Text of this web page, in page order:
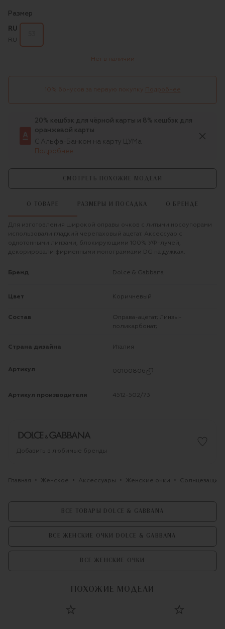
Размер
RU
RU
Нет в наличии
10% бонусов за первую покупку Подробнее
20% кешбэк для чёрной карты и 8% кешбэк для
оранжевой карты
С Альфа-Банком на карту ЦУМа
Подробнее
СМОТРЕТЬ ПОХОЖИЕ МОДЕЛИ
О ТОВАРЕ РАЗМЕРЫ И ПОСАДКА О БРЕНДЕ
Для изготовления широкой оправы очков с литыми носоупорами
использовали гладкий черепаховый ацетат. Аксессуар с
однотонными линзами, блокирующими 100% УФ-лучей,
декорировали фирменными монограммами DG на дужках.
Бренд Dolce & Gabbana
Цвет Коричневый
Состав
Оправа-ацетат; Линзы-
поликарбонат;
Страна дизайна Италия
Артикул 00100806
Артикул производителя 4512-502/73
Добавить в любимые бренды
Главная Женское Аксессуары Женские очки
ВСЕ ТОВАРЫ DOLCE & GABBANA
ВСЕ ЖЕНСКИЕ ОЧКИ DOLCE & GABBANA
ВСЕ ЖЕНСКИЕ ОЧКИ
ПОХОЖИЕ МОДЕЛИ